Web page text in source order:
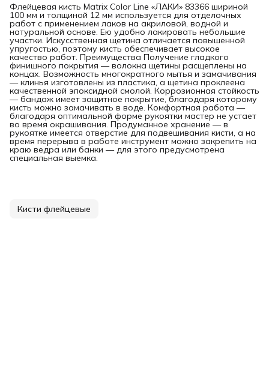
Флейцевая кисть Matrix Color Line «ЛАКИ» 83366 шириной
100 мм и толщиной 12 мм используется для отделочных
работ с применением лаков на акриловой, водной и
натуральной основе. Ею удобно лакировать небольшие
участки. Искусственная щетина отличается повышенной
упругостью, поэтому кисть обеспечивает высокое
качество работ. Преимущества Получение гладкого
финишного покрытия — волокна щетины расщеплены на
концах. Возможность многократного мытья и замачивания
— клинья изготовлены из пластика, а щетина проклеена
качественной эпоксидной смолой. Коррозионная стойкость
— бандаж имеет защитное покрытие, благодаря которому
кисть можно замачивать в воде. Комфортная работа —
благодаря оптимальной форме рукоятки мастер не устает
во время окрашивания. Продуманное хранение — в
рукоятке имеется отверстие для подвешивания кисти, а на
время перерыва в работе инструмент можно закрепить на
краю ведра или банки — для этого предусмотрена
специальная выемка.
Кисти флейцевые